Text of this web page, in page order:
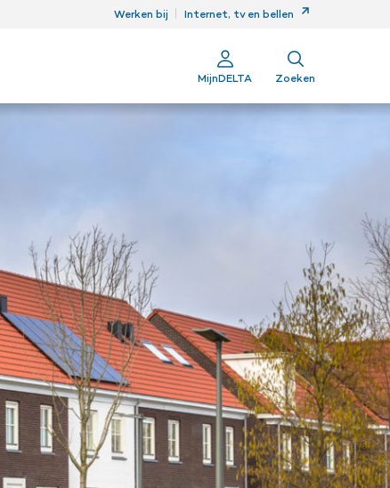
Werken bij Internet, tv en bellen
MijnDELTA Zoeken